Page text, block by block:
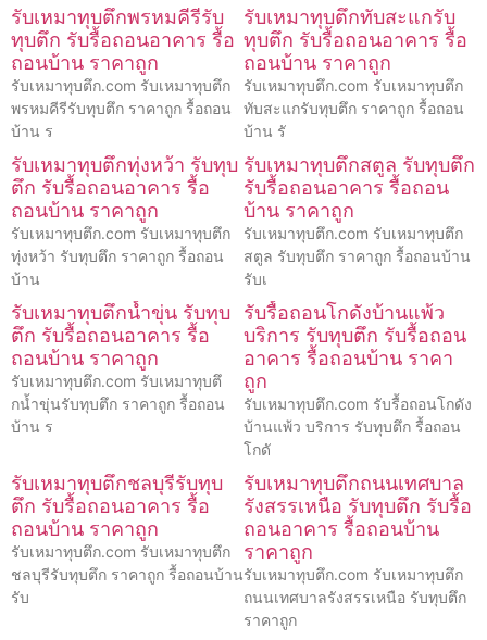
รับเหมาทุบตึกพรหมคีรีรับ
ทุบตึก รับรื้อถอนอาคาร รื้อ
ถอนบ้าน ราคาถูก
รับเหมาทุบตึก.com รับเหมาทุบตึก
พรหมคีรีรับทุบตึก ราคาถูก รื้อถอน
บ้าน ร
รับเหมาทุบตึกทับสะแกรับ
ทุบตึก รับรื้อถอนอาคาร รื้อ
ถอนบ้าน ราคาถูก
รับเหมาทุบตึก.com รับเหมาทุบตึก
ทับสะแกรับทุบตึก ราคาถูก รื้อถอน
บ้าน รั
รับเหมาทุบตึกทุ่งหว้า รับทุบ
ตึก รับรื้อถอนอาคาร รื้อ
ถอนบ้าน ราคาถูก
รับเหมาทุบตึก.com รับเหมาทุบตึก
ทุ่งหว้า รับทุบตึก ราคาถูก รื้อถอน
บ้าน
รับเหมาทุบตึกสตูล รับทุบตึก
รับรื้อถอนอาคาร รื้อถอน
บ้าน ราคาถูก
รับเหมาทุบตึก.com รับเหมาทุบตึก
สตูล รับทุบตึก ราคาถูก รื้อถอนบ้าน
รับเ
รับเหมาทุบตึกน้ำขุ่น รับทุบ
ตึก รับรื้อถอนอาคาร รื้อ
ถอนบ้าน ราคาถูก
รับเหมาทุบตึก.com รับเหมาทุบตึ
กน้ำขุ่นรับทุบตึก ราคาถูก รื้อถอน
บ้าน ร
รับรื้อถอนโกดังบ้านแพ้ว
บริการ รับทุบตึก รับรื้อถอน
อาคาร รื้อถอนบ้าน ราคา
ถูก
รับเหมาทุบตึก.com รับรื้อถอนโกดัง
บ้านแพ้ว บริการ รับทุบตึก รื้อถอน
โกดั
รับเหมาทุบตึกชลบุรีรับทุบ
ตึก รับรื้อถอนอาคาร รื้อ
ถอนบ้าน ราคาถูก
รับเหมาทุบตึก.com รับเหมาทุบตึก
ชลบุรีรับทุบตึก ราคาถูก รื้อถอนบ้าน
รับ
รับเหมาทุบตึกถนนเทศบาล
รังสรรเหนือ รับทุบตึก รับรื้อ
ถอนอาคาร รื้อถอนบ้าน
ราคาถูก
รับเหมาทุบตึก.com รับเหมาทุบตึก
ถนนเทศบาลรังสรรเหนือ รับทุบตึก
ราคาถูก